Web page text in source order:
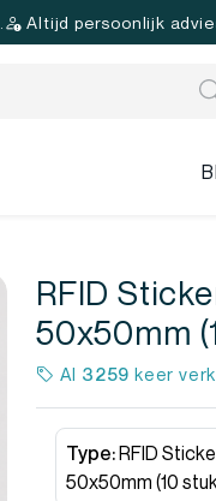
Altijd persoonlijk
RFID
50x50mm
Al 3259 keer
Type:RFID
50x50mm (10